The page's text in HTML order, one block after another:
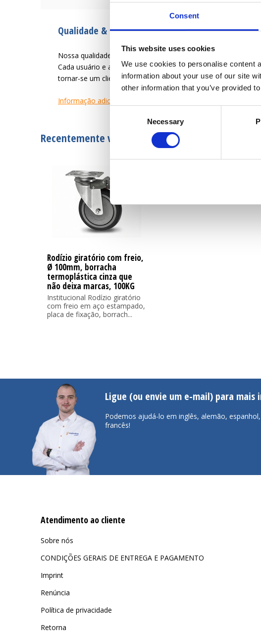
Consent
This website uses cookies
We use cookies to personalise content
information about your use of our site
other information that you’ve provided
Necessary
Qualidade & Serviço desde 1946
Nossa qualidade é criar uma vida útil mais fácil para o usuário
Cada usuário e aplicação tem necessidades diferentes. Diga-
tornar-se um cliente satisfeito.
Informação adicional
Recentemente visto
Rodízio giratório com freio,
Ø 100mm, borracha
termoplástica cinza que
não deixa marcas, 100KG
Institucional Rodízio giratório
com freio em aço estampado,
placa de fixação, borrach...
Ligue (ou envie um e-mail) para mais
Podemos ajudá-lo em inglês, alemão,
francês!
Atendimento ao cliente
Sobre nós
CONDIÇÕES GERAIS DE ENTREGA E PAGAMENTO
Imprint
Renúncia
Política de privacidade
Retorna